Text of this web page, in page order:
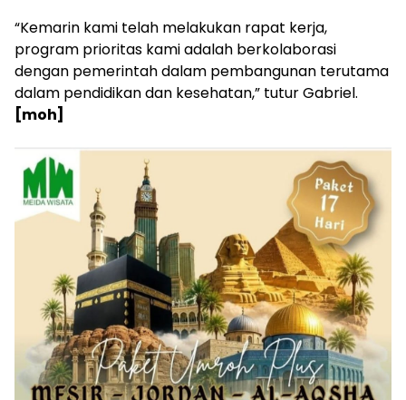
“Kemarin kami telah melakukan rapat kerja,
program prioritas kami adalah berkolaborasi
dengan pemerintah dalam pembangunan terutama
dalam pendidikan dan kesehatan,” tutur Gabriel.
[moh]